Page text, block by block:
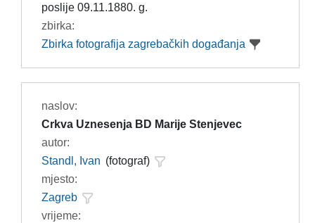
poslije 09.11.1880. g.
zbirka:
Zbirka fotografija zagrebačkih događanja
naslov:
Crkva Uznesenja BD Marije Stenjevec
autor:
Standl, Ivan (fotograf)
mjesto:
Zagreb
vrijeme: